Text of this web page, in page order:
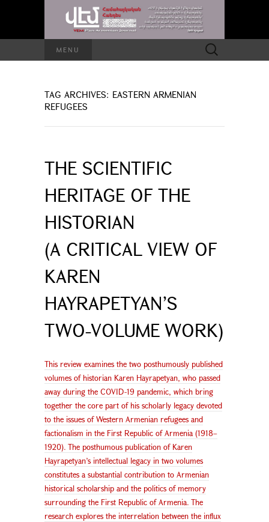
MENU
Search
for:
TAG ARCHIVES: EASTERN ARMENIAN
REFUGEES
THE SCIENTIFIC
HERITAGE OF THE
HISTORIAN
(A CRITICAL VIEW OF
KAREN
HAYRAPETYAN’S
TWO-VOLUME WORK)
This review examines the two posthumously published
volumes of historian Karen Hayrapetyan, who passed
away during the COVID-19 pandemic, which bring
together the core part of his scholarly legacy devoted
to the issues of Western Armenian refugees and
factionalism in the First Republic of Armenia (1918–
1920). The posthumous publication of Karen
Hayrapetyan’s intellectual legacy in two volumes
constitutes a substantial contribution to Armenian
historical scholarship and the politics of memory
surrounding the First Republic of Armenia. The
research explores the interrelation between the influx